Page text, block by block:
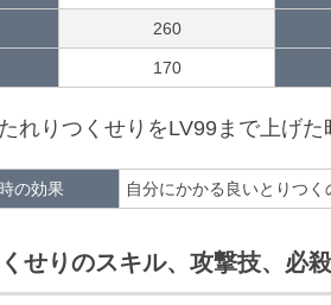
260
170
れりつくせりをLV99まで上げ
の効果 自分にかかる良いとりつ
せりのスキル、攻撃技、必